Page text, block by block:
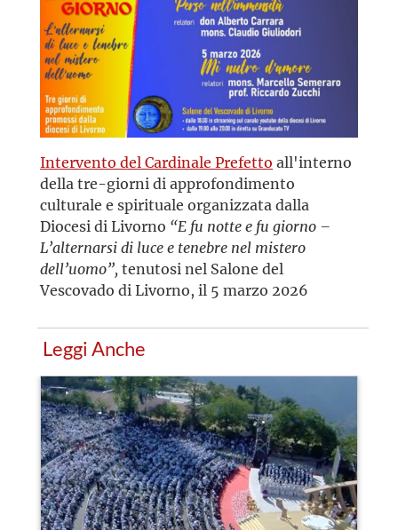
Intervento del Cardinale Prefetto all'interno
della tre-giorni di approfondimento
culturale e spirituale organizzata dalla
Diocesi di Livorno “E fu notte e fu giorno –
L’alternarsi di luce e tenebre nel mistero
dell’uomo”,tenutosi nel Salone del
Vescovado di Livorno, il 5 marzo 2026
Leggi Anche